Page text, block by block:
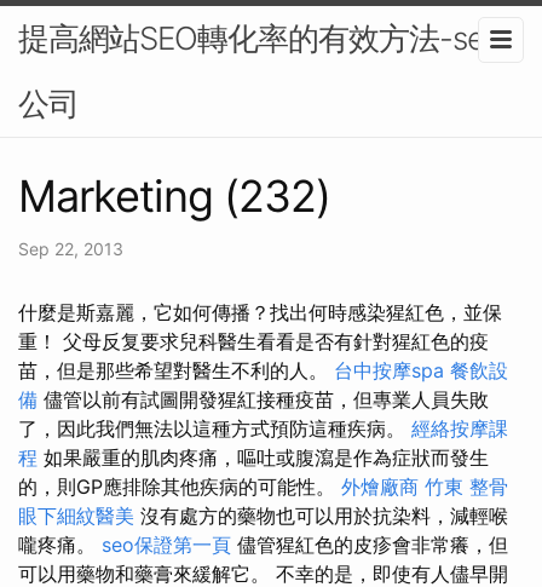
提高網站SEO轉化率的有效方法-seo
公司
Marketing (232)
Sep 22, 2013
什麼是斯嘉麗，它如何傳播？找出何時感染猩紅色，並保
重！ 父母反复要求兒科醫生看看是否有針對猩紅色的疫
苗，但是那些希望對醫生不利的人。 台中按摩spa 餐飲設
備 儘管以前有試圖開發猩紅接種疫苗，但專業人員失敗
了，因此我們無法以這種方式預防這種疾病。 經絡按摩課
程 如果嚴重的肌肉疼痛，嘔吐或腹瀉是作為症狀而發生
的，則GP應排除其他疾病的可能性。 外燴廠商 竹東 整骨
眼下細紋醫美 沒有處方的藥物也可以用於抗染料，減輕喉
嚨疼痛。 seo保證第一頁 儘管猩紅色的皮疹會非常癢，但
可以用藥物和藥膏來緩解它。 不幸的是，即使有人儘早開